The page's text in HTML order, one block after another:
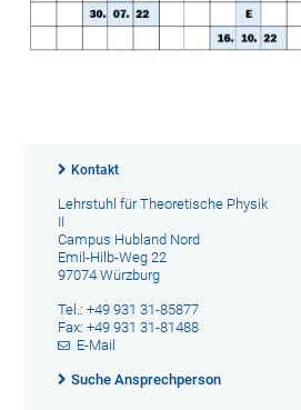
Kontakt
Lehrstuhl für Theoretische Physik
II
Campus Hubland Nord
Emil-Hilb-Weg 22
97074 Würzburg
Tel.: +49 931 31-85877
Fax: +49 931 31-81488
E-Mail
Suche Ansprechperson